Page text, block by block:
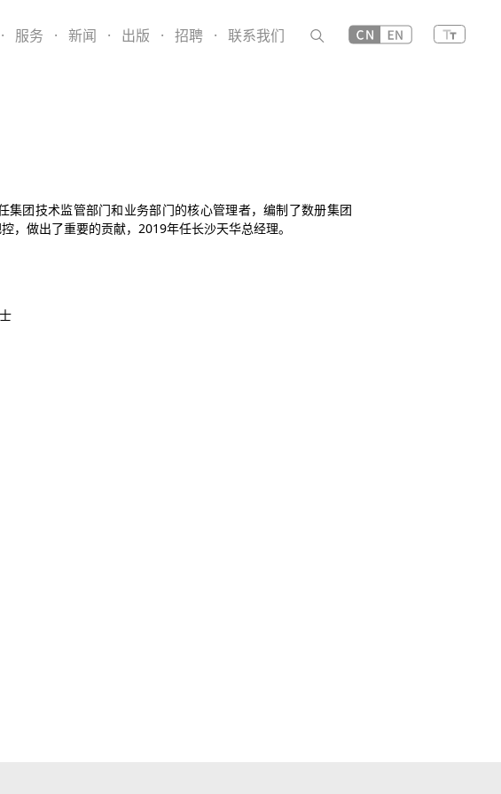
· 服务 · 新闻 · 出版 · 招聘 · 联系我们
集团技术监管部门和业务部门的核心管理者，编制了数册集团
，做出了重要的贡献，2019年任长沙天华总经理。